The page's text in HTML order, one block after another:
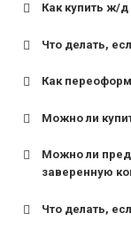
Как купить ж/д
Что делать,
Как
Можно ли
Можно ли
заверенную
Что делать,